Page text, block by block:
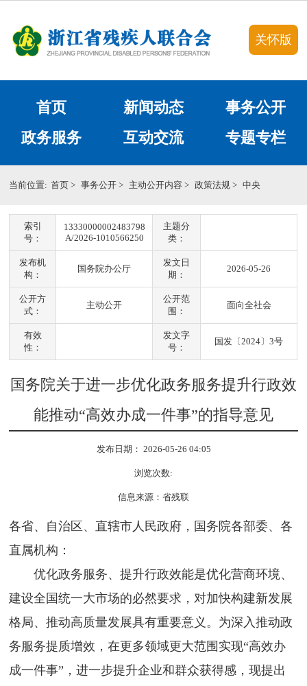
关怀版
首页 新闻动态
事务公开
政务服务
互动交流 专题专栏
当前位置: 首页 > 事务公开> 主动公开内容> 政策法规> 中央
索引
号：
13330000002483798
A/2026-1010566250
主题分
类：
发布机
构：
国务院办公厅
发文日
期：
2026-05-26
公开方
式：
主动公开
公开范
围：
面向全社会
有效
性：
发文字
号：
国发〔2024〕3号
国务院关于进一步优化政务服务提升行政效
能推动“高效办成一件事”的指导意见
发布日期： 2026-05-26 04:05
浏览次数:
信息来源：省残联
各省、自治区、直辖市人民政府，国务院各部委、各
直属机构：
优化政务服务、提升行政效能是优化营商环境、
建设全国统一大市场的必然要求，对加快构建新发展
格局、推动高质量发展具有重要意义。为深入推动政
务服务提质增效，在更多领域更大范围实现“高效办
成一件事”，进一步提升企业和群众获得感，现提出